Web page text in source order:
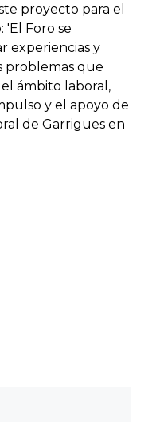
proyecto para el
'El Foro se
experiencias y
problemas que
ámbito laboral,
y el apoyo de
de Garrigues en